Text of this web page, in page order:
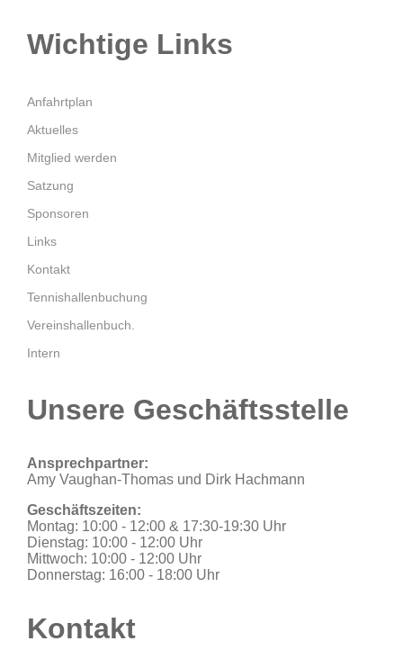
Wichtige Links
Anfahrtplan
Aktuelles
Mitglied werden
Satzung
Sponsoren
Links
Kontakt
Tennishallenbuchung
Vereinshallenbuch.
Intern
Unsere Geschäftsstelle
Ansprechpartner:
Amy Vaughan-Thomas und Dirk Hachmann
Geschäftszeiten:
Montag: 10:00 - 12:00 & 17:30-19:30 Uhr
Dienstag: 10:00 - 12:00 Uhr
Mittwoch: 10:00 - 12:00 Uhr
Donnerstag: 16:00 - 18:00 Uhr
Kontakt